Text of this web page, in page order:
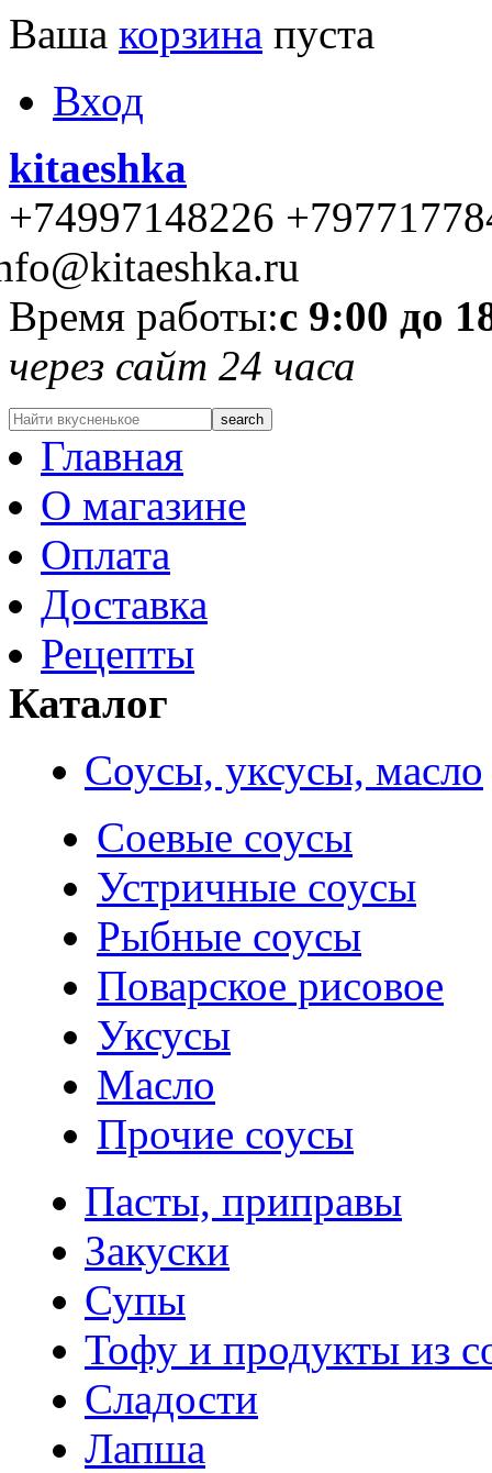
Ваша корзина пуста
Вход
kitaeshka
+74997148226
Время работы:с 9:00 до
через сайт 24 часа
Главная
О магазине
Оплата
Доставка
Рецепты
Каталог
Соусы, уксусы, масло
Соевые соусы
Устричные соусы
Рыбные соусы
Поварское рисовое
Уксусы
Масло
Прочие соусы
Пасты, приправы
Закуски
Супы
Тофу и продукты из
Сладости
Лапша